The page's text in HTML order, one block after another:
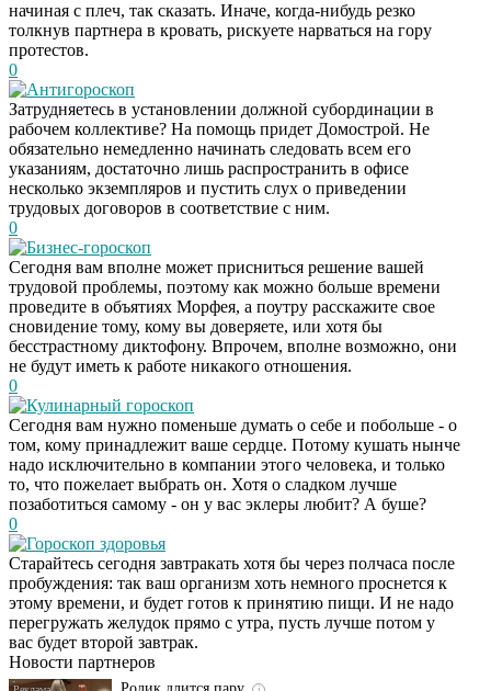
начиная с плеч, так сказать. Иначе, когда-нибудь резко
толкнув партнера в кровать, рискуете нарваться на гору
протестов.
0
Антигороскоп
Затрудняетесь в установлении должной субординации в
рабочем коллективе? На помощь придет Домострой. Не
обязательно немедленно начинать следовать всем его
указаниям, достаточно лишь распространить в офисе
несколько экземпляров и пустить слух о приведении
трудовых договоров в соответствие с ним.
0
Бизнес-гороскоп
Сегодня вам вполне может присниться решение вашей
трудовой проблемы, поэтому как можно больше времени
проведите в объятиях Морфея, а поутру расскажите свое
сновидение тому, кому вы доверяете, или хотя бы
бесстрастному диктофону. Впрочем, вполне возможно, они
не будут иметь к работе никакого отношения.
0
Кулинарный гороскоп
Сегодня вам нужно поменьше думать о себе и побольше - о
том, кому принадлежит ваше сердце. Потому кушать нынче
надо исключительно в компании этого человека, и только
то, что пожелает выбрать он. Хотя о сладком лучше
позаботиться самому - он у вас эклеры любит? А буше?
0
Гороскоп здоровья
Старайтесь сегодня завтракать хотя бы через полчаса после
пробуждения: так ваш организм хоть немного проснется к
этому времени, и будет готов к принятию пищи. И не надо
перегружать желудок прямо с утра, пусть лучше потом у
вас будет второй завтрак.
Новости партнеров
i
Этот танец невесты
оставит вас без слов!
Пересмотрела 10 раз
i
Ролик длится пару